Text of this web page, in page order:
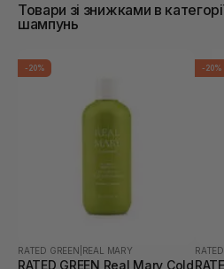
Товари зі знижками в
шампунь
-20%
RATED GREEN REAL MARY
RATED GREEN Real Mary Cold
-20%